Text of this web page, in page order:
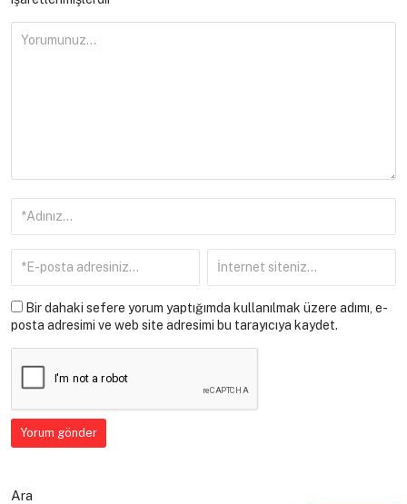
Bir dahaki sefere yorum yaptığımda kullanılmak üzere adımı, e-
posta adresimi ve web site adresimi bu tarayıcıya kaydet.
Ara